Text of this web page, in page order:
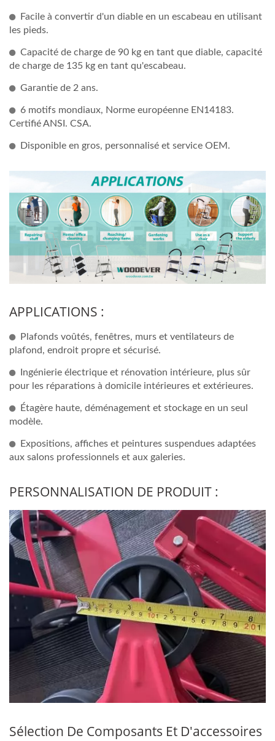
Facile à convertir d'un diable en un escabeau en utilisant
les pieds.
Capacité de charge de 90 kg en tant que diable, capacité
de charge de 135 kg en tant qu'escabeau.
Garantie de 2 ans.
6 motifs mondiaux, Norme européenne EN14183.
Certifié ANSI. CSA.
Disponible en gros, personnalisé et service OEM.
APPLICATIONS :
Plafonds voûtés, fenêtres, murs et ventilateurs de
plafond, endroit propre et sécurisé.
Ingénierie électrique et rénovation intérieure, plus sûr
pour les réparations à domicile intérieures et extérieures.
Étagère haute, déménagement et stockage en un seul
modèle.
Expositions, affiches et peintures suspendues adaptées
aux salons professionnels et aux galeries.
PERSONNALISATION DE PRODUIT :
Sélection De Composants Et D'accessoires